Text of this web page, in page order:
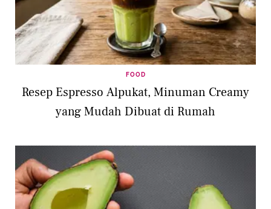
FOOD
Resep Espresso Alpukat, Minuman Creamy
yang Mudah Dibuat di Rumah